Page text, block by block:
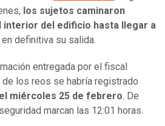
los sujetos caminaron
interior del edificio hasta llegar a
definitiva su salida.
entregada por el fiscal
los reos se habría registrado
miércoles 25 de febrero. De
marcan las 12:01 horas.